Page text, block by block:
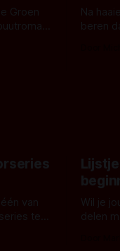
Groen
Na
beren
van
te
Wil je
delen